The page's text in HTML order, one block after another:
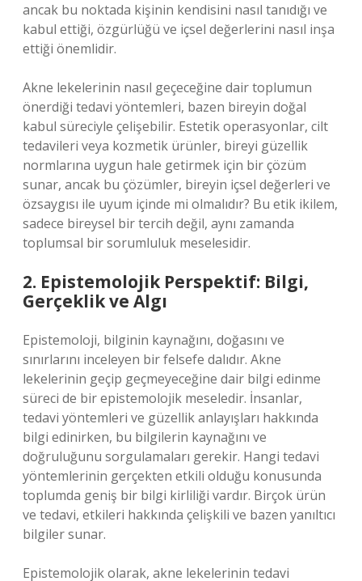
ancak bu noktada kişinin kendisini nasıl tanıdığı ve
kabul ettiği, özgürlüğü ve içsel değerlerini nasıl inşa
ettiği önemlidir.
Akne lekelerinin nasıl geçeceğine dair toplumun
önerdiği tedavi yöntemleri, bazen bireyin doğal
kabul süreciyle çelişebilir. Estetik operasyonlar, cilt
tedavileri veya kozmetik ürünler, bireyi güzellik
normlarına uygun hale getirmek için bir çözüm
sunar, ancak bu çözümler, bireyin içsel değerleri ve
özsaygısı ile uyum içinde mi olmalıdır? Bu etik ikilem,
sadece bireysel bir tercih değil, aynı zamanda
toplumsal bir sorumluluk meselesidir.
2. Epistemolojik Perspektif: Bilgi,
Gerçeklik ve Algı
Epistemoloji, bilginin kaynağını, doğasını ve
sınırlarını inceleyen bir felsefe dalıdır. Akne
lekelerinin geçip geçmeyeceğine dair bilgi edinme
süreci de bir epistemolojik meseledir. İnsanlar,
tedavi yöntemleri ve güzellik anlayışları hakkında
bilgi edinirken, bu bilgilerin kaynağını ve
doğruluğunu sorgulamaları gerekir. Hangi tedavi
yöntemlerinin gerçekten etkili olduğu konusunda
toplumda geniş bir bilgi kirliliği vardır. Birçok ürün
ve tedavi, etkileri hakkında çelişkili ve bazen yanıltıcı
bilgiler sunar.
Epistemolojik olarak, akne lekelerinin tedavi